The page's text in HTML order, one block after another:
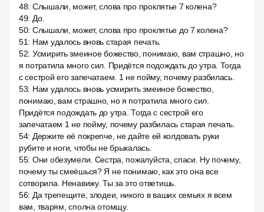
48: Слышали, может, слова про проклятье 7 колена?
49: До.
50: Слышали, может, слова про проклятье до 7 колена?
51: Нам удалось вновь старая печать.
52: Усмирить змеиное божество, понимаю, вам страшно, но
я потратила много сил. Придётся подождать до утра. Тогда
с сестрой его запечатаем. 1 не пойму, почему разбилась.
53: Нам удалось вновь усмирить змеиное божество,
понимаю, вам страшно, но я потратила много сил.
Придётся подождать до утра. Тогда с сестрой его
запечатаем 1 не пойму, почему разбилась старая печать.
54: Держите её покрепче, не дайте ей колдовать руки
рубите и ноги, чтобы не брыкалась.
55: Они обезумели. Сестра, пожалуйста, спаси. Ну почему,
почему ты смеёшься? Я не понимаю, как это она все
сотворила. Ненавижу. Ты за это ответишь.
56: Да трепещите, злодеи, никого в ваших семьях я всем
вам, тварям, сполна отомщу.